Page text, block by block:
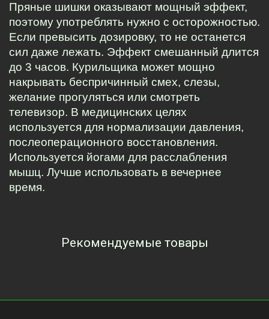
Пряные шишки оказывают мощный эффект,
поэтому употреблять нужно с осторожностью.
Если превысить дозировку, то не останется
сил даже лежать. Эффект смешанный длится
до 3 часов. Курильщика может мощно
накрывать беспричинный смех, слезы,
желание прогуляться или смотреть
телевизор. В медицинских целях
используется для нормализации давления,
послеоперационного восстановления.
Используется йогами для расслабления
мышц. Лучше использовать в вечернее
время.
Рекомендуемые товары